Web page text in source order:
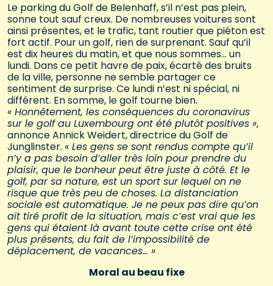
Le parking du Golf de Belenhaff, s’il n’est pas plein,
sonne tout sauf creux. De nombreuses voitures sont
ainsi présentes, et le trafic, tant routier que piéton est
fort actif. Pour un golf, rien de surprenant. Sauf qu’il
est dix heures du matin, et que nous sommes… un
lundi. Dans ce petit havre de paix, écarté des bruits
de la ville, personne ne semble partager ce
sentiment de surprise. Ce lundi n’est ni spécial, ni
différent. En somme, le golf tourne bien.
« Honnêtement, les conséquences du coronavirus
sur le golf au Luxembourg ont été plutôt positives »,
annonce Annick Weidert, directrice du Golf de
Junglinster. « Les gens se sont rendus compte qu’il
n’y a pas besoin d’aller très loin pour prendre du
plaisir, que le bonheur peut être juste à côté. Et le
golf, par sa nature, est un sport sur lequel on ne
risque que très peu de choses. La distanciation
sociale est automatique. Je ne peux pas dire qu’on
ait tiré profit de la situation, mais c’est vrai que les
gens qui étaient là avant toute cette crise ont été
plus présents, du fait de l’impossibilité de
déplacement, de vacances… »
Moral au beau fixe